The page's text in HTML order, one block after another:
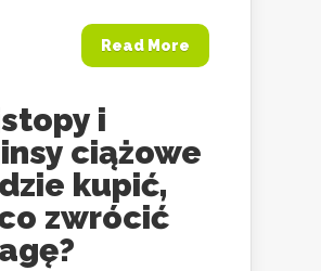
Read More
i
ciążowe
kupić,
zwrócić